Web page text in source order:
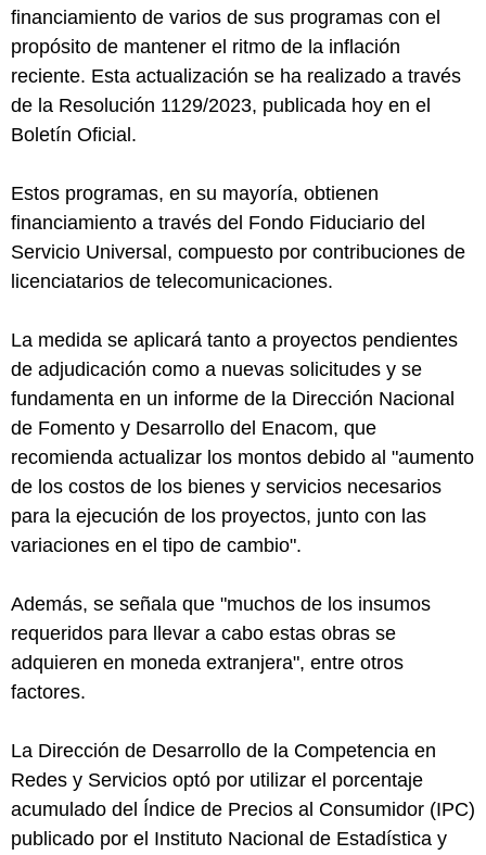
financiamiento de varios de sus programas con el
propósito de mantener el ritmo de la inflación
reciente. Esta actualización se ha realizado a través
de la Resolución 1129/2023, publicada hoy en el
Boletín Oficial.
Estos programas, en su mayoría, obtienen
financiamiento a través del Fondo Fiduciario del
Servicio Universal, compuesto por contribuciones de
licenciatarios de telecomunicaciones.
La medida se aplicará tanto a proyectos pendientes
de adjudicación como a nuevas solicitudes y se
fundamenta en un informe de la Dirección Nacional
de Fomento y Desarrollo del Enacom, que
recomienda actualizar los montos debido al "aumento
de los costos de los bienes y servicios necesarios
para la ejecución de los proyectos, junto con las
variaciones en el tipo de cambio".
Además, se señala que "muchos de los insumos
requeridos para llevar a cabo estas obras se
adquieren en moneda extranjera", entre otros
factores.
La Dirección de Desarrollo de la Competencia en
Redes y Servicios optó por utilizar el porcentaje
acumulado del Índice de Precios al Consumidor (IPC)
publicado por el Instituto Nacional de Estadística y